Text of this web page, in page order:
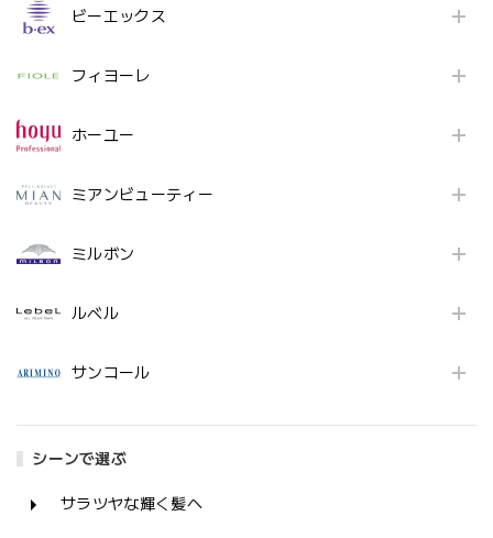
ビーエックス
フィヨーレ
ホーユー
ミアンビューティー
ミルボン
ルベル
サンコール
シーンで選ぶ
サラツヤな輝く髪へ